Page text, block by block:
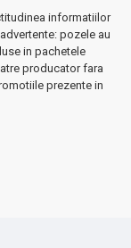
temperaturii
maximă
informatiilor
pozele au
in pachetele
producator fara
prezente in